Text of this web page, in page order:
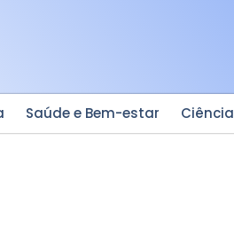
Saúde e Bem-estar Ciência